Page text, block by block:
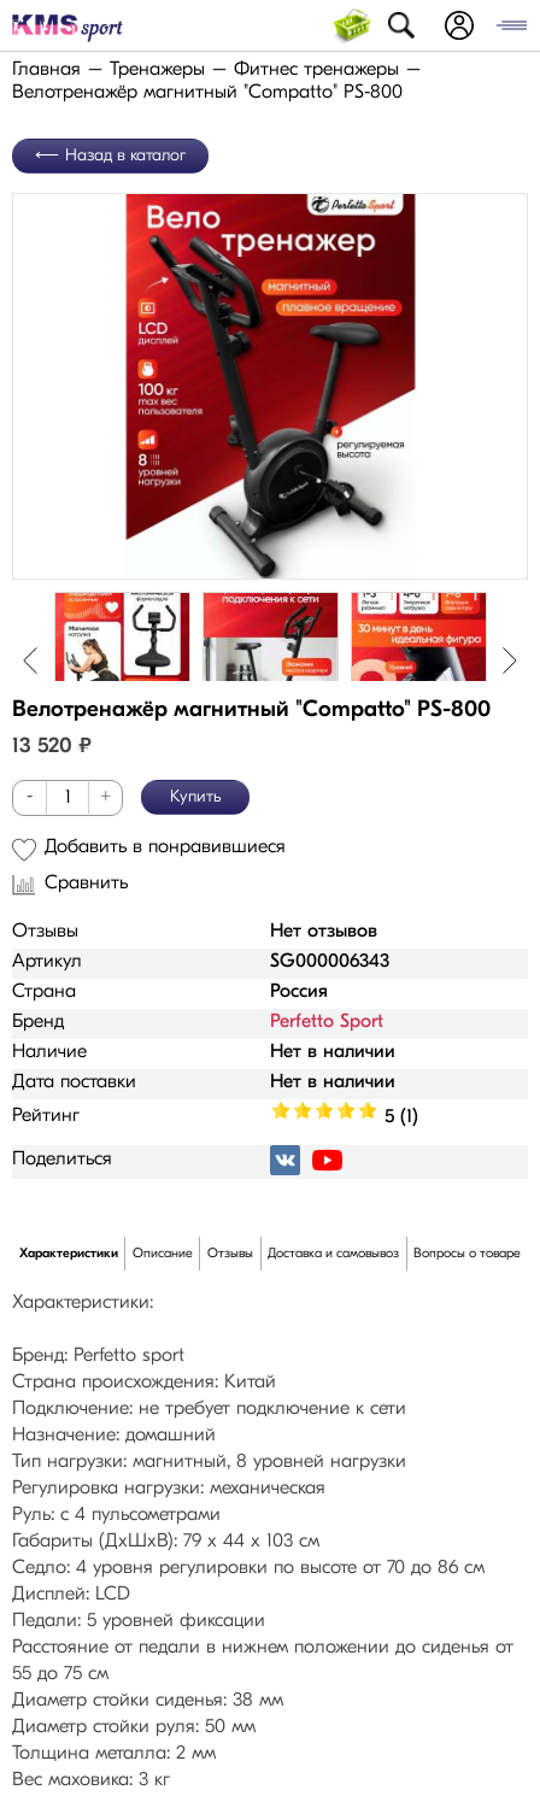
Главная Тренажеры
Фитнес тренажеры
Велотренажёр магнитный "Compatto" PS-800
Назад в каталог
Велотренажёр магнитный "Compatto" PS-800
13 520 ₽
- + Купить
Добавить в понравившиеся
Сравнить
Отзывы
Нет отзывов
Артикул
SG000006343
Страна
Россия
Бренд
Perfetto Sport
Наличие
Нет в наличии
Дата поставки
Нет в наличии
Рейтинг
5 (1)
Поделиться
Характеристики Описание Отзывы Доставка и самовывоз Вопросы о товаре
Характеристики:
Бренд: Perfetto sport
Страна происхождения: Китай
Подключение: не требует подключение к сети
Назначение: домашний
Тип нагрузки: магнитный, 8 уровней нагрузки
Регулировка нагрузки: механическая
Руль: с 4 пульсометрами
Габариты (ДхШхВ): 79 х 44 х 103 см
Седло: 4 уровня регулировки по высоте от 70 до 86 см
Дисплей: LCD
Педали: 5 уровней фиксации
Расстояние от педали в нижнем положении до сиденья от
55 до 75 см
Диаметр стойки сиденья: 38 мм
Диаметр стойки руля: 50 мм
Толщина металла: 2 мм
Вес маховика: 3 кг